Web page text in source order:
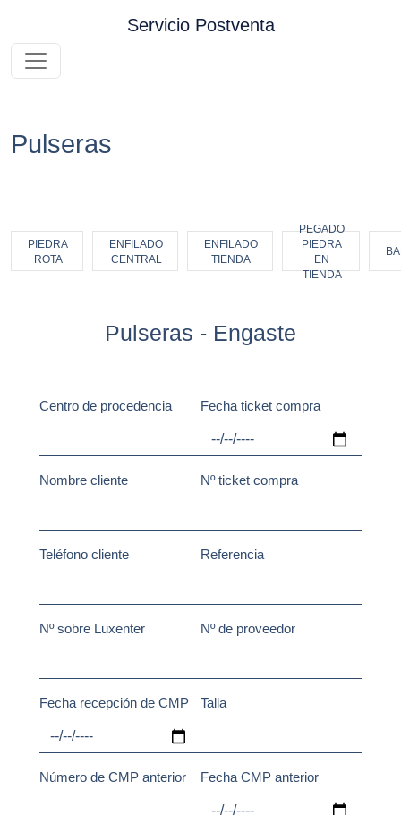
Servicio Postventa
Pulseras
PIEDRA
ROTA
ENFILADO
CENTRAL
ENFILADO
TIENDA
PEGADO
PIEDRA
EN
TIENDA
Pulseras - Engaste
Centro de procedencia
Nombre cliente
Teléfono cliente
Nº sobre Luxenter
Fecha recepción de CMP
Número de CMP anterior
Fecha ticket compra
Nº ticket compra
Referencia
Nº de proveedor
Talla
Fecha CMP anterior